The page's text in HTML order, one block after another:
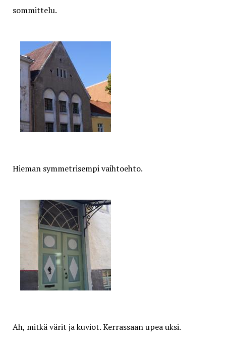
sommittelu.
Hieman symmetrisempi vaihtoehto.
Ah, mitkä värit ja kuviot. Kerrassaan upea uksi.